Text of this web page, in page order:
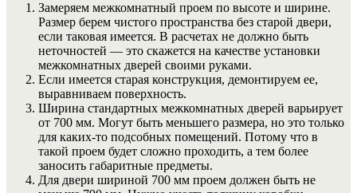
Замеряем межкомнатный проем по высоте и ширине.
Размер берем чистого пространства без старой двери,
если таковая имеется. В расчетах не должно быть
неточностей — это скажется на качестве установки
межкомнатных дверей своими руками.
Если имеется старая конструкция, демонтируем ее,
выравниваем поверхность.
Ширина стандартных межкомнатных дверей варьирует
от 700 мм. Могут быть меньшего размера, но это только
для каких-то подсобных помещений. Потому что в
такой проем будет сложно проходить, а тем более
заносить габаритные предметы.
Для двери шириной 700 мм проем должен быть не